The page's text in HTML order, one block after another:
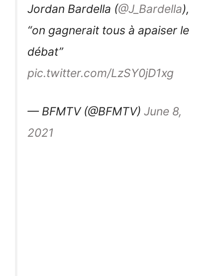
Jordan Bardella (@J_Bardella),
“on gagnerait tous à apaiser le
débat”
pic.twitter.com/LzSY0jD1xg
— BFMTV (@BFMTV) June 8,
2021